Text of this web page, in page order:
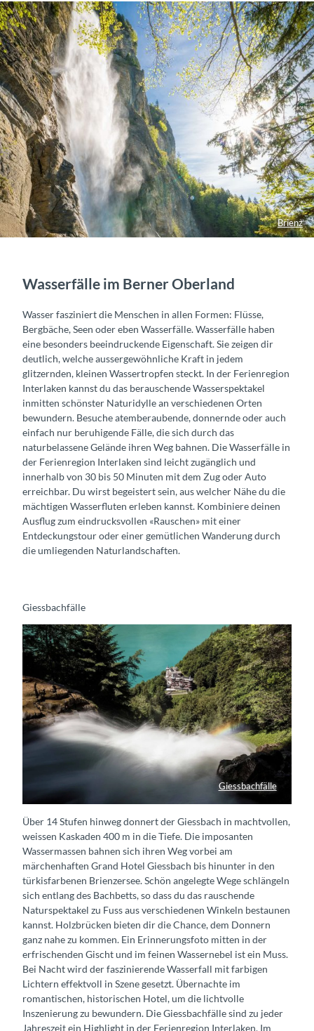
Brienz
Wasserfälle im Berner Oberland
Wasser fasziniert die Menschen in allen Formen: Flüsse,
Bergbäche, Seen oder eben Wasserfälle. Wasserfälle haben
eine besonders beeindruckende Eigenschaft. Sie zeigen dir
deutlich, welche aussergewöhnliche Kraft in jedem
glitzernden, kleinen Wassertropfen steckt. In der Ferienregion
Interlaken kannst du das berauschende Wasserspektakel
inmitten schönster Naturidylle an verschiedenen Orten
bewundern. Besuche atemberaubende, donnernde oder auch
einfach nur beruhigende Fälle, die sich durch das
naturbelassene Gelände ihren Weg bahnen. Die Wasserfälle in
der Ferienregion Interlaken sind leicht zugänglich und
innerhalb von 30 bis 50 Minuten mit dem Zug oder Auto
erreichbar. Du wirst begeistert sein, aus welcher Nähe du die
mächtigen Wasserfluten erleben kannst. Kombiniere deinen
Ausflug zum eindrucksvollen «Rauschen» mit einer
Entdeckungstour oder einer gemütlichen Wanderung durch
die umliegenden Naturlandschaften.
Giessbachfälle
Giessbachfälle
Giessbach-Wasserfall von oben
Über 14 Stufen hinweg donnert der Giessbach in machtvollen,
weissen Kaskaden 400 m in die Tiefe. Die imposanten
Wassermassen bahnen sich ihren Weg vorbei am
märchenhaften Grand Hotel Giessbach bis hinunter in den
türkisfarbenen Brienzersee. Schön angelegte Wege schlängeln
sich entlang des Bachbetts, so dass du das rauschende
Naturspektakel zu Fuss aus verschiedenen Winkeln bestaunen
kannst. Holzbrücken bieten dir die Chance, dem Donnern
ganz nahe zu kommen. Ein Erinnerungsfoto mitten in der
erfrischenden Gischt und im feinen Wassernebel ist ein Muss.
Bei Nacht wird der faszinierende Wasserfall mit farbigen
Lichtern effektvoll in Szene gesetzt. Übernachte im
romantischen, historischen Hotel, um die lichtvolle
Inszenierung zu bewundern. Die Giessbachfälle sind zu jeder
Jahreszeit ein Highlight in der Ferienregion Interlaken. Im